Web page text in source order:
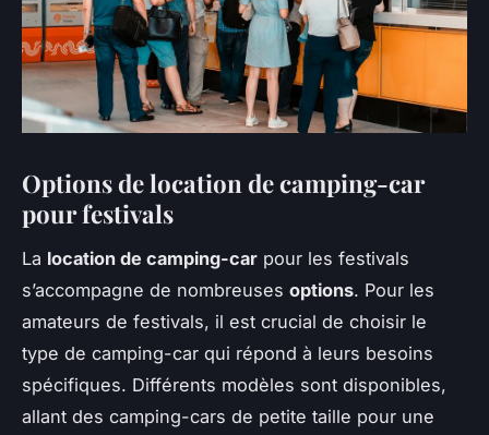
Options de location de camping-car
pour festivals
La location de camping-car pour les festivals
s’accompagne de nombreuses options. Pour les
amateurs de festivals, il est crucial de choisir le
type de camping-car qui répond à leurs besoins
spécifiques. Différents modèles sont disponibles,
allant des camping-cars de petite taille pour une